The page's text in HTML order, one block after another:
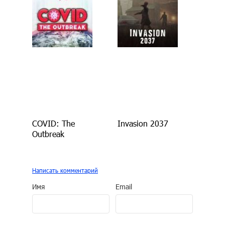
COVID: The
Outbreak
Invasion 2037
Написать комментарий
Имя Email